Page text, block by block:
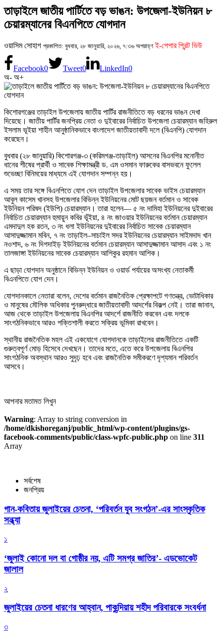
তাড়াইলে জাতীয় পার্টিতে বড় ভাঙন: উপজেলা-ইউনিয়ন ৮
চেয়ারম্যানের বিএনপিতে যোগদান
ওয়াসিম সোহাগ প্রকাশিত: বুধবার, ২৮ জানুয়ারি, ২০২৬, ৭:৩৬ অপরাহ্ণ ই-পেপার প্রিন্ট ভিউ
Facebook0 Tweet0 LinkedIn0
অ- অ+
কিশোরগঞ্জের তাড়াইল উপজেলায় জাতীয় পার্টির রাজনীতিতে বড় ধরনের ভাঙন দেখা
দিয়েছে। জাতীয় পার্টির জনপ্রিয় নেতা ও দুইবারের নির্বাচিত উপজেলা চেয়ারম্যান জহিরুল
ইসলাম ভূইয়া শাহীন আনুষ্ঠানিকভাবে বাংলাদেশ জাতীয়তাবাদী দলে (বিএনপি) যোগদান
করেছেন।
বুধবার (২৮ জানুয়ারি) কিশোরগঞ্জ-৩ (করিমগঞ্জ-তাড়াইল) আসনের বিএনপির মনোনীত
ধানের শীষের প্রার্থী ও সাবেক শিক্ষামন্ত্রী ড. এম ওসমান ফারুকের বাসভবনে ফুলেল
শুভেচ্ছা বিনিময়ের মাধ্যমে এই যোগদান সম্পন্ন হয়।
এ সময় তার সঙ্গে বিএনপিতে যোগ দেন তাড়াইল উপজেলার সাবেক ভাইস চেয়ারম্যান
আবুল কাসেম খানসহ উপজেলার বিভিন্ন ইউনিয়নের মোট ছয়জন বর্তমান ও সাবেক
ইউনিয়ন পরিষদ (ইউপি) চেয়ারম্যান। তারা হলেন— ৫ নং দামিহা ইউনিয়নের দুইবারের
নির্বাচিত চেয়ারম্যান হুমায়ুন কবির ভূঁইয়া, ৪ নং জাওয়ার ইউনিয়নের বর্তমান চেয়ারম্যান
এমদাদুল হক রতন, ৩ নং ধলা ইউনিয়নের দুইবারের নির্বাচিত সাবেক চেয়ারম্যান
আসাদুজ্জামান মবিন, ৭ নং তাড়াইল–সাচাইল সদর ইউনিয়নের চেয়ারম্যান সাইমদাদ খান
নওশাদ, ৬ নং দিগদাইড় ইউনিয়নের বর্তমান চেয়ারম্যান আসাদুজ্জামান আসাদ এবং ১ নং
তালজাঙ্গা ইউনিয়নের সাবেক চেয়ারম্যান আশিকুর রহমান আশিক।
এ ছাড়া যোগদান অনুষ্ঠানে বিভিন্ন ইউনিয়ন ও ওয়ার্ড পর্যায়ের অসংখ্য নেতাকর্মী
বিএনপিতে যোগ দেন।
যোগদানকালে নেতারা বলেন, দেশের বর্তমান রাজনৈতিক প্রেক্ষাপটে গণতন্ত্র, ভোটাধিকার
ও মানুষের মৌলিক অধিকার পুনরুদ্ধারে জাতীয়তাবাদী আদর্শের বিকল্প নেই। তারা জানান,
আজ থেকে তাড়াইল উপজেলায় বিএনপির আদর্শে রাজনীতি করবেন এবং দলকে
সাংগঠনিকভাবে আরও শক্তিশালী করতে সক্রিয় ভূমিকা রাখবেন।
স্থানীয় রাজনৈতিক মহল এই একযোগে যোগদানকে তাড়াইলের রাজনীতিতে একটি
গুরুত্বপূর্ণ মোড় হিসেবে দেখছেন। তাদের মতে, এতে করে উপজেলায় বিএনপির
সাংগঠনিক অবস্থান আরও সুদৃঢ় হবে এবং রাজনৈতিক সমীকরণে দৃশ্যমান পরিবর্তন
আসবে।
আপনার মতামত লিখুন
Warning: Array to string conversion in
/home/dkishoreganj/public_html/wp-content/plugins/gs-
facebook-comments/public/class-wpfc-public.php on line 311
Array
সর্বশেষ
জনপ্রিয়
গান-কবিতায় জুলাইয়ের চেতনা, ‘পরিবর্তন যুব সংগঠন’-এর সাংস্কৃতিক
সন্ধ্যা
১
‘জুলাই কোনো দল বা গোষ্ঠীর নয়, এটি সমগ্র জাতির’- এডভোকেট
জালাল
২
জুলাইয়ের চেতনা ধারণের আহ্বান, পাকুন্দিয়ায় শহীদ পরিবারকে সংবর্ধনা
৩